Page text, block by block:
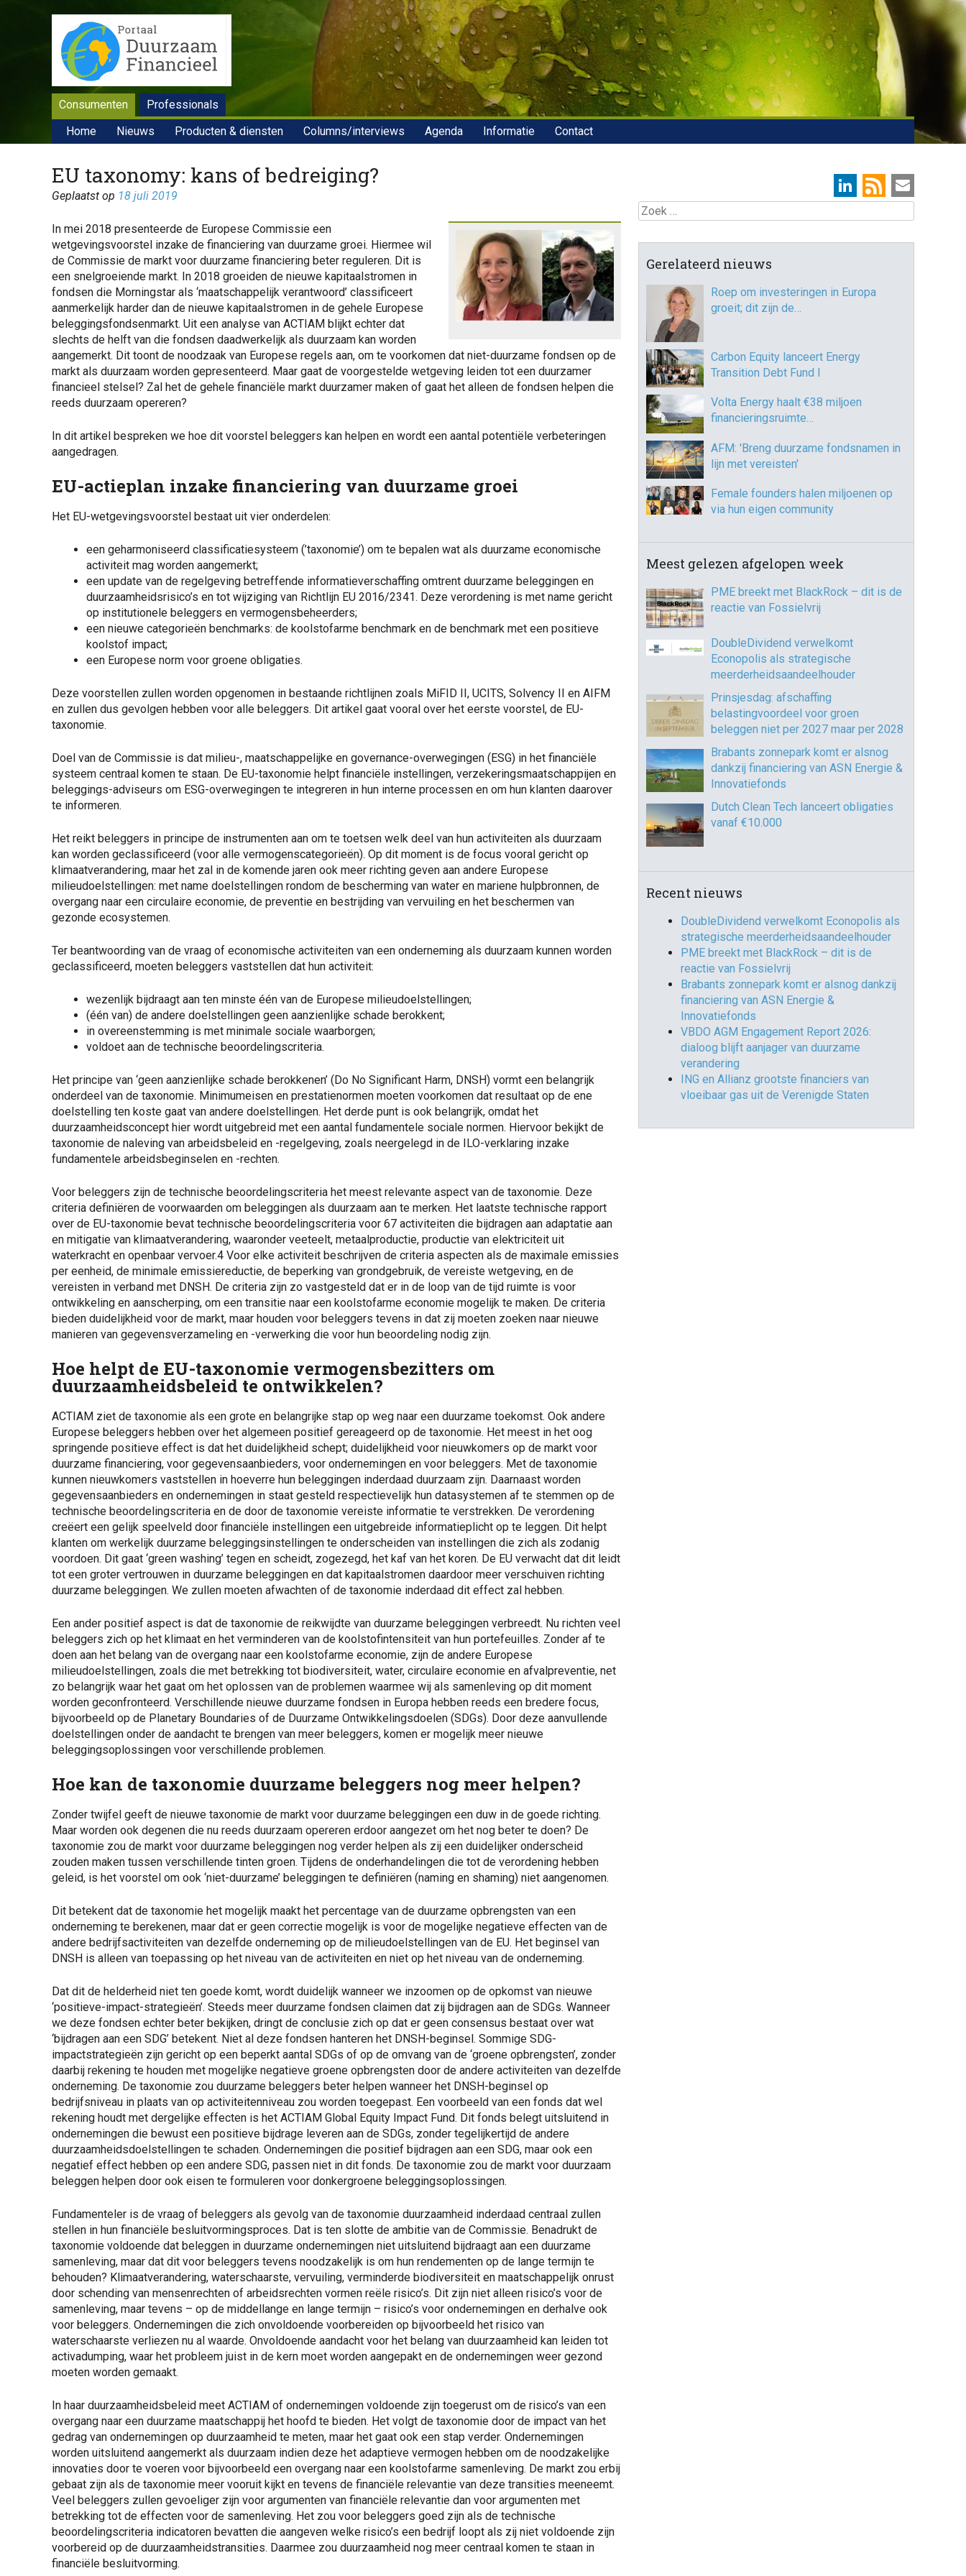
Consumenten
Professionals
Home
Nieuws Producten & diensten Columns/interviews Agenda Informatie Contact
EU taxonomy: kans of bedreiging?
Geplaatst op 18 juli 2019
In mei 2018 presenteerde de Europese Commissie een
wetgevingsvoorstel inzake de financiering van duurzame groei. Hiermee wil
de Commissie de markt voor duurzame financiering beter reguleren. Dit is
een snelgroeiende markt. In 2018 groeiden de nieuwe kapitaalstromen in
fondsen die Morningstar als ‘maatschappelijk verantwoord’ classificeert
aanmerkelijk harder dan de nieuwe kapitaalstromen in de gehele Europese
beleggingsfondsenmarkt. Uit een analyse van ACTIAM blijkt echter dat
slechts de helft van die fondsen daadwerkelijk als duurzaam kan worden
aangemerkt. Dit toont de noodzaak van Europese regels aan, om te voorkomen dat niet-duurzame fondsen op de
markt als duurzaam worden gepresenteerd. Maar gaat de voorgestelde wetgeving leiden tot een duurzamer
financieel stelsel? Zal het de gehele financiële markt duurzamer maken of gaat het alleen de fondsen helpen die
reeds duurzaam opereren?
In dit artikel bespreken we hoe dit voorstel beleggers kan helpen en wordt een aantal potentiële verbeteringen
aangedragen.
EU-actieplan inzake financiering van duurzame groei
Het EU-wetgevingsvoorstel bestaat uit vier onderdelen:
een geharmoniseerd classificatiesysteem (’taxonomie’) om te bepalen wat als duurzame economische
activiteit mag worden aangemerkt;
een update van de regelgeving betreffende informatieverschaffing omtrent duurzame beleggingen en
duurzaamheidsrisico’s en tot wijziging van Richtlijn EU 2016/2341. Deze verordening is met name gericht
op institutionele beleggers en vermogensbeheerders;
een nieuwe categorieën benchmarks: de koolstofarme benchmark en de benchmark met een positieve
koolstof impact;
een Europese norm voor groene obligaties.
Deze voorstellen zullen worden opgenomen in bestaande richtlijnen zoals MiFID II, UCITS, Solvency II en AIFM
en zullen dus gevolgen hebben voor alle beleggers. Dit artikel gaat vooral over het eerste voorstel, de EU-
taxonomie.
Doel van de Commissie is dat milieu-, maatschappelijke en governance-overwegingen (ESG) in het financiële
systeem centraal komen te staan. De EU-taxonomie helpt financiële instellingen, verzekeringsmaatschappijen en
beleggings-adviseurs om ESG-overwegingen te integreren in hun interne processen en om hun klanten daarover
te informeren.
Het reikt beleggers in principe de instrumenten aan om te toetsen welk deel van hun activiteiten als duurzaam
kan worden geclassificeerd (voor alle vermogenscategorieën). Op dit moment is de focus vooral gericht op
klimaatverandering, maar het zal in de komende jaren ook meer richting geven aan andere Europese
milieudoelstellingen: met name doelstellingen rondom de bescherming van water en mariene hulpbronnen, de
overgang naar een circulaire economie, de preventie en bestrijding van vervuiling en het beschermen van
gezonde ecosystemen.
Ter beantwoording van de vraag of economische activiteiten van een onderneming als duurzaam kunnen worden
geclassificeerd, moeten beleggers vaststellen dat hun activiteit:
wezenlijk bijdraagt aan ten minste één van de Europese milieudoelstellingen;
(één van) de andere doelstellingen geen aanzienlijke schade berokkent;
in overeenstemming is met minimale sociale waarborgen;
voldoet aan de technische beoordelingscriteria.
Het principe van ‘geen aanzienlijke schade berokkenen’ (Do No Significant Harm, DNSH) vormt een belangrijk
onderdeel van de taxonomie. Minimumeisen en prestatienormen moeten voorkomen dat resultaat op de ene
doelstelling ten koste gaat van andere doelstellingen. Het derde punt is ook belangrijk, omdat het
duurzaamheidsconcept hier wordt uitgebreid met een aantal fundamentele sociale normen. Hiervoor bekijkt de
taxonomie de naleving van arbeidsbeleid en -regelgeving, zoals neergelegd in de ILO-verklaring inzake
fundamentele arbeidsbeginselen en -rechten.
Voor beleggers zijn de technische beoordelingscriteria het meest relevante aspect van de taxonomie. Deze
criteria definiëren de voorwaarden om beleggingen als duurzaam aan te merken. Het laatste technische rapport
over de EU-taxonomie bevat technische beoordelingscriteria voor 67 activiteiten die bijdragen aan adaptatie aan
en mitigatie van klimaatverandering, waaronder veeteelt, metaalproductie, productie van elektriciteit uit
waterkracht en openbaar vervoer.4 Voor elke activiteit beschrijven de criteria aspecten als de maximale emissies
per eenheid, de minimale emissiereductie, de beperking van grondgebruik, de vereiste wetgeving, en de
vereisten in verband met DNSH. De criteria zijn zo vastgesteld dat er in de loop van de tijd ruimte is voor
ontwikkeling en aanscherping, om een transitie naar een koolstofarme economie mogelijk te maken. De criteria
bieden duidelijkheid voor de markt, maar houden voor beleggers tevens in dat zij moeten zoeken naar nieuwe
manieren van gegevensverzameling en -verwerking die voor hun beoordeling nodig zijn.
Hoe helpt de EU-taxonomie vermogensbezitters om
duurzaamheidsbeleid te ontwikkelen?
ACTIAM ziet de taxonomie als een grote en belangrijke stap op weg naar een duurzame toekomst. Ook andere
Europese beleggers hebben over het algemeen positief gereageerd op de taxonomie. Het meest in het oog
springende positieve effect is dat het duidelijkheid schept; duidelijkheid voor nieuwkomers op de markt voor
duurzame financiering, voor gegevensaanbieders, voor ondernemingen en voor beleggers. Met de taxonomie
kunnen nieuwkomers vaststellen in hoeverre hun beleggingen inderdaad duurzaam zijn. Daarnaast worden
gegevensaanbieders en ondernemingen in staat gesteld respectievelijk hun datasystemen af te stemmen op de
technische beoordelingscriteria en de door de taxonomie vereiste informatie te verstrekken. De verordening
creëert een gelijk speelveld door financiële instellingen een uitgebreide informatieplicht op te leggen. Dit helpt
klanten om werkelijk duurzame beleggingsinstellingen te onderscheiden van instellingen die zich als zodanig
voordoen. Dit gaat ‘green washing’ tegen en scheidt, zogezegd, het kaf van het koren. De EU verwacht dat dit leidt
tot een groter vertrouwen in duurzame beleggingen en dat kapitaalstromen daardoor meer verschuiven richting
duurzame beleggingen. We zullen moeten afwachten of de taxonomie inderdaad dit effect zal hebben.
Een ander positief aspect is dat de taxonomie de reikwijdte van duurzame beleggingen verbreedt. Nu richten veel
beleggers zich op het klimaat en het verminderen van de koolstofintensiteit van hun portefeuilles. Zonder af te
doen aan het belang van de overgang naar een koolstofarme economie, zijn de andere Europese
milieudoelstellingen, zoals die met betrekking tot biodiversiteit, water, circulaire economie en afvalpreventie, net
zo belangrijk waar het gaat om het oplossen van de problemen waarmee wij als samenleving op dit moment
worden geconfronteerd. Verschillende nieuwe duurzame fondsen in Europa hebben reeds een bredere focus,
bijvoorbeeld op de Planetary Boundaries of de Duurzame Ontwikkelingsdoelen (SDGs). Door deze aanvullende
doelstellingen onder de aandacht te brengen van meer beleggers, komen er mogelijk meer nieuwe
beleggingsoplossingen voor verschillende problemen.
Hoe kan de taxonomie duurzame beleggers nog meer helpen?
Zonder twijfel geeft de nieuwe taxonomie de markt voor duurzame beleggingen een duw in de goede richting.
Maar worden ook degenen die nu reeds duurzaam opereren erdoor aangezet om het nog beter te doen? De
taxonomie zou de markt voor duurzame beleggingen nog verder helpen als zij een duidelijker onderscheid
zouden maken tussen verschillende tinten groen. Tijdens de onderhandelingen die tot de verordening hebben
geleid, is het voorstel om ook ‘niet-duurzame’ beleggingen te definiëren (naming en shaming) niet aangenomen.
Dit betekent dat de taxonomie het mogelijk maakt het percentage van de duurzame opbrengsten van een
onderneming te berekenen, maar dat er geen correctie mogelijk is voor de mogelijke negatieve effecten van de
andere bedrijfsactiviteiten van dezelfde onderneming op de milieudoelstellingen van de EU. Het beginsel van
DNSH is alleen van toepassing op het niveau van de activiteiten en niet op het niveau van de onderneming.
Dat dit de helderheid niet ten goede komt, wordt duidelijk wanneer we inzoomen op de opkomst van nieuwe
‘positieve-impact-strategieën’. Steeds meer duurzame fondsen claimen dat zij bijdragen aan de SDGs. Wanneer
we deze fondsen echter beter bekijken, dringt de conclusie zich op dat er geen consensus bestaat over wat
‘bijdragen aan een SDG’ betekent. Niet al deze fondsen hanteren het DNSH-beginsel. Sommige SDG-
impactstrategieën zijn gericht op een beperkt aantal SDGs of op de omvang van de ‘groene opbrengsten’, zonder
daarbij rekening te houden met mogelijke negatieve groene opbrengsten door de andere activiteiten van dezelfde
onderneming. De taxonomie zou duurzame beleggers beter helpen wanneer het DNSH-beginsel op
bedrijfsniveau in plaats van op activiteitenniveau zou worden toegepast. Een voorbeeld van een fonds dat wel
rekening houdt met dergelijke effecten is het ACTIAM Global Equity Impact Fund. Dit fonds belegt uitsluitend in
ondernemingen die bewust een positieve bijdrage leveren aan de SDGs, zonder tegelijkertijd de andere
duurzaamheidsdoelstellingen te schaden. Ondernemingen die positief bijdragen aan een SDG, maar ook een
negatief effect hebben op een andere SDG, passen niet in dit fonds. De taxonomie zou de markt voor duurzaam
beleggen helpen door ook eisen te formuleren voor donkergroene beleggingsoplossingen.
Fundamenteler is de vraag of beleggers als gevolg van de taxonomie duurzaamheid inderdaad centraal zullen
stellen in hun financiële besluitvormingsproces. Dat is ten slotte de ambitie van de Commissie. Benadrukt de
taxonomie voldoende dat beleggen in duurzame ondernemingen niet uitsluitend bijdraagt aan een duurzame
samenleving, maar dat dit voor beleggers tevens noodzakelijk is om hun rendementen op de lange termijn te
behouden? Klimaatverandering, waterschaarste, vervuiling, verminderde biodiversiteit en maatschappelijk onrust
door schending van mensenrechten of arbeidsrechten vormen reële risico’s. Dit zijn niet alleen risico’s voor de
samenleving, maar tevens – op de middellange en lange termijn – risico’s voor ondernemingen en derhalve ook
voor beleggers. Ondernemingen die zich onvoldoende voorbereiden op bijvoorbeeld het risico van
waterschaarste verliezen nu al waarde. Onvoldoende aandacht voor het belang van duurzaamheid kan leiden tot
activadumping, waar het probleem juist in de kern moet worden aangepakt en de ondernemingen weer gezond
moeten worden gemaakt.
In haar duurzaamheidsbeleid meet ACTIAM of ondernemingen voldoende zijn toegerust om de risico’s van een
overgang naar een duurzame maatschappij het hoofd te bieden. Het volgt de taxonomie door de impact van het
gedrag van ondernemingen op duurzaamheid te meten, maar het gaat ook een stap verder. Ondernemingen
worden uitsluitend aangemerkt als duurzaam indien deze het adaptieve vermogen hebben om de noodzakelijke
innovaties door te voeren voor bijvoorbeeld een overgang naar een koolstofarme samenleving. De markt zou erbij
gebaat zijn als de taxonomie meer vooruit kijkt en tevens de financiële relevantie van deze transities meeneemt.
Veel beleggers zullen gevoeliger zijn voor argumenten van financiële relevantie dan voor argumenten met
betrekking tot de effecten voor de samenleving. Het zou voor beleggers goed zijn als de technische
beoordelingscriteria indicatoren bevatten die aangeven welke risico’s een bedrijf loopt als zij niet voldoende zijn
voorbereid op de duurzaamheidstransities. Daarmee zou duurzaamheid nog meer centraal komen te staan in
financiële besluitvorming.
Zoek
Gerelateerd nieuws
Roep om investeringen in Europa
groeit; dit zijn de…
Carbon Equity lanceert Energy
Transition Debt Fund I
Volta Energy haalt €38 miljoen
financieringsruimte…
AFM: 'Breng duurzame fondsnamen in
lijn met vereisten'
Female founders halen miljoenen op
via hun eigen community
Meest gelezen afgelopen week
PME breekt met BlackRock – dit is de
reactie van Fossielvrij
DoubleDividend verwelkomt
Econopolis als strategische
meerderheidsaandeelhouder
Prinsjesdag: afschaffing
belastingvoordeel voor groen
beleggen niet per 2027 maar per 2028
Brabants zonnepark komt er alsnog
dankzij financiering van ASN Energie &
Innovatiefonds
Dutch Clean Tech lanceert obligaties
vanaf €10.000
Recent nieuws
DoubleDividend verwelkomt Econopolis als
strategische meerderheidsaandeelhouder
PME breekt met BlackRock – dit is de
reactie van Fossielvrij
Brabants zonnepark komt er alsnog dankzij
financiering van ASN Energie &
Innovatiefonds
VBDO AGM Engagement Report 2026:
dialoog blijft aanjager van duurzame
verandering
ING en Allianz grootste financiers van
vloeibaar gas uit de Verenigde Staten